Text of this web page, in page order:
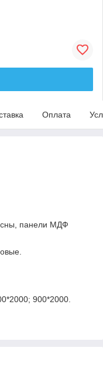
Оплата
панели МДФ
900*2000.